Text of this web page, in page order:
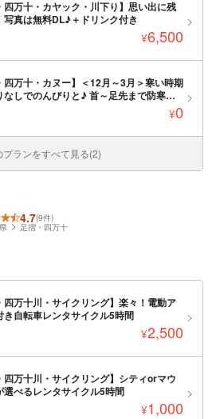
四万十・カヤック・川下り】思い出に残
写真は無料DL♪＋ドリンク付き
¥6,500
四万十・カヌー】＜12月～3月＞寒い時期
なしでのんびりと♪ 首～足先まで防寒グ
像DLデータ付き ゆっくり四万十川を満
¥0
プランをすべて見る(2)
4.7(9件)
足摺・四万十
四万十川・サイクリング】楽々！電動ア
き自転車レンタサイクル5時間
¥2,500
四万十川・サイクリング】シティorマウ
選べるレンタサイクル5時間
¥1,000